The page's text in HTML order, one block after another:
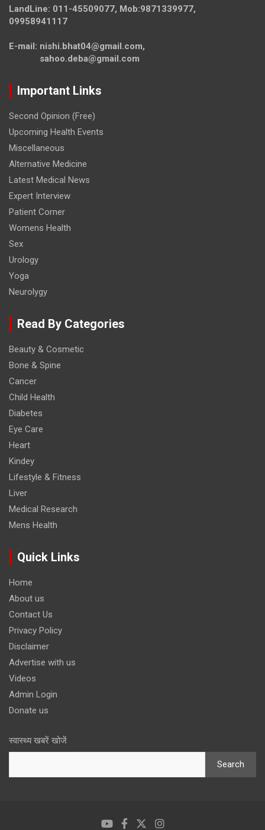
LandLine: 011-45509077, Mob:9871339977,
09958941117
E-mail: nishi.bhat04@gmail.com,
sahoo.deba@gmail.com
Important Links
Second Opinion (Free)
Upcoming Health Events
Miscellaneous
Alternative Medicine
Latest Medical News
Expert Interview
Patient Corner
Womens Health
Sex
Urology
Yoga
Neurolygy
Read By Categories
Beauty & Cosmetic
Bone & Spine
Cancer
Child Health
Diabetes
Eye Care
Heart
Kindey
Lifestyle & Fitness
Liver
Medical Research
Mens Health
Quick Links
Home
About us
Contact Us
Privacy Policy
Disclaimer
Advertise with us
Videos
Admin Login
Donate us
स्वास्थ्य खबरें खोजें
Search